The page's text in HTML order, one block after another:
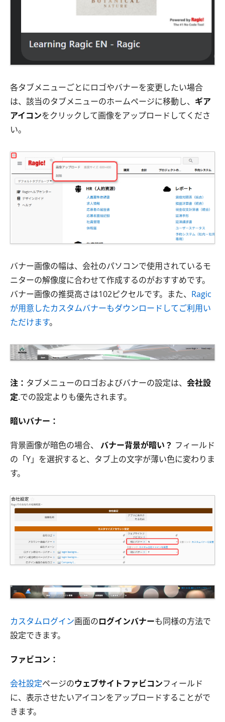
各タブメニューごとにロゴやバナーを変更したい場合
は、該当のタブメニューのホームページに移動し、 ギア
アイコンをクリックして画像をアップロードしてくださ
い。
バナー画像の幅は、会社のパソコンで使用されているモ
ニターの解像度に合わせて作成するのがおすすめです。
バナー画像の推奨高さは102ピクセルです。また、 Ragic
が用意したカスタムバナーもダウンロードしてご利用い
ただけます。
注： タブメニューのロゴおよびバナーの設定は、 会社設
定.での設定よりも優先されます。
暗いバナー：
背景画像が暗色の場合、 バナー背景が暗い？ フィールド
の「Y」を選択すると、タブ上の文字が薄い色に変わりま
す。
カスタムログイン画面のログインバナーも同様の方法で
設定できます。
ファビコン：
会社設定ページのウェブサイトファビコンフィールド
に、表示させたいアイコンをアップロードすることがで
きます。